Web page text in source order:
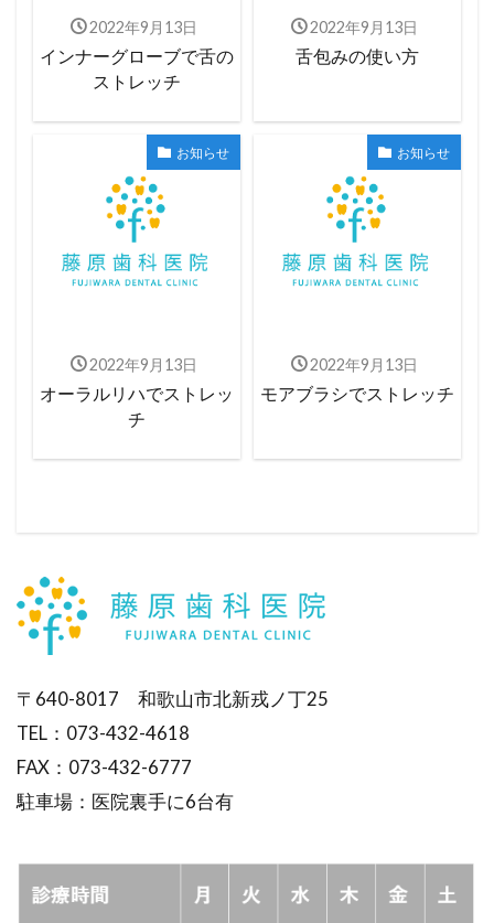
2022年9月13日
インナーグローブで舌の
ストレッチ
2022年9月13日
舌包みの使い方
お知らせ
2022年9月13日
オーラルリハでストレッ
チ
お知らせ
2022年9月13日
モアブラシでストレッチ
〒640-8017 和歌山市北新戎ノ丁25
TEL：073-432-4618
FAX：073-432-6777
駐車場：医院裏手に6台有